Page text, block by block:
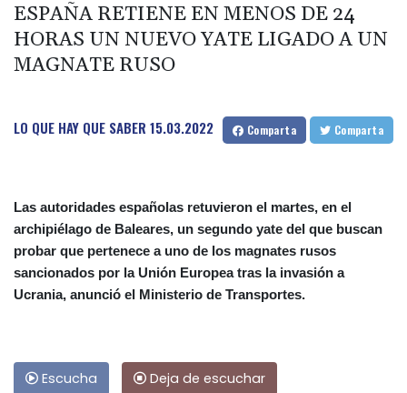
ESPAÑA RETIENE EN MENOS DE 24
HORAS UN NUEVO YATE LIGADO A UN
MAGNATE RUSO
LO QUE HAY QUE SABER 15.03.2022 Comparta Comparta
Las autoridades españolas retuvieron el martes, en el
archipiélago de Baleares, un segundo yate del que buscan
probar que pertenece a uno de los magnates rusos
sancionados por la Unión Europea tras la invasión a
Ucrania, anunció el Ministerio de Transportes.
Escucha Deja de escuchar